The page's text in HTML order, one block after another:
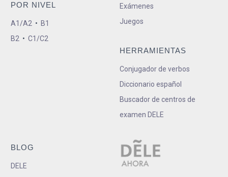
POR NIVEL
A1/A2 • B1
B2 • C1/C2
Exámenes
Juegos
HERRAMIENTAS
Conjugador de verbos
Diccionario español
Buscador de centros de
examen DELE
BLOG
DELE